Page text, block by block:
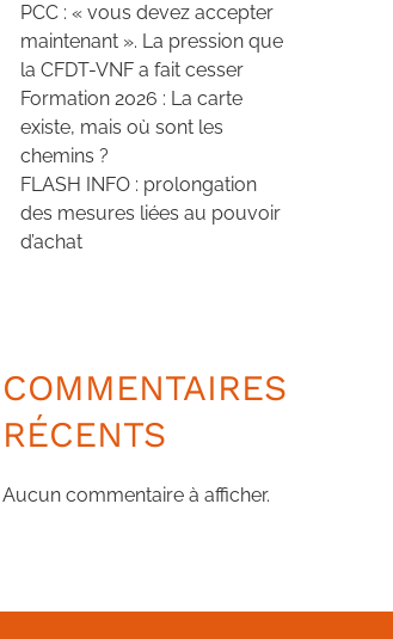
PCC : « vous devez accepter
maintenant ». La pression que
la CFDT-VNF a fait cesser
Formation 2026 : La carte
existe, mais où sont les
chemins ?
FLASH INFO : prolongation
des mesures liées au pouvoir
d’achat
COMMENTAIRES
RÉCENTS
Aucun commentaire à afficher.